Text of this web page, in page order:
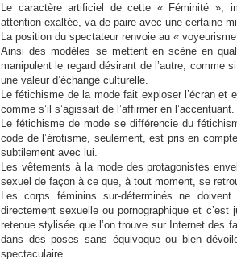
Le caractère artificiel de cette « Féminité »,
attention exaltée, va de paire avec une certaine
La position du spectateur renvoie au «
Ainsi des modèles se mettent en scène en
manipulent le regard désirant de l’autre, comme
une valeur d’échange culturelle.
Le fétichisme de la mode fait exploser l’écran et
comme s’il s’agissait de l’affirmer en l’accentuant.
Le fétichisme de mode se différencie du
code de l’érotisme, seulement, est pris en
subtilement avec lui.
Les vêtements à la mode des protagonistes
sexuel de façon à ce que, à tout moment, se
Les corps féminins sur-déterminés ne
directement sexuelle ou pornographique et
retenue stylisée que l’on trouve sur Internet des
dans des poses sans équivoque ou bien
spectaculaire.